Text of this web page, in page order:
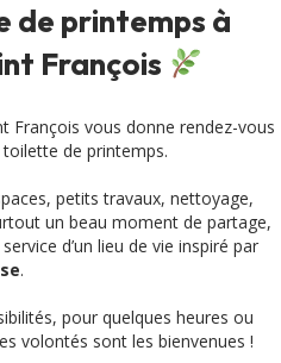
de printemps à
François
François vous donne rendez-vous
de printemps.
petits travaux, nettoyage,
un beau moment de partage,
d’un lieu de vie inspiré par
.
pour quelques heures ou
volontés sont les bienvenues !